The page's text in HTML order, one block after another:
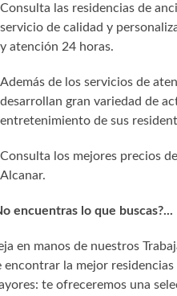
Consulta las residencias de
servicio de calidad y
y atención 24 horas.
Además de los servicios de
desarrollan gran variedad de
entretenimiento de sus
Consulta los mejores precios
Alcanar.
encuentras lo que buscas?...
en manos de nuestros
encontrar la mejor
te ofreceremos una